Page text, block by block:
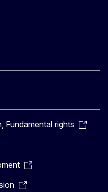
Fundamental rights